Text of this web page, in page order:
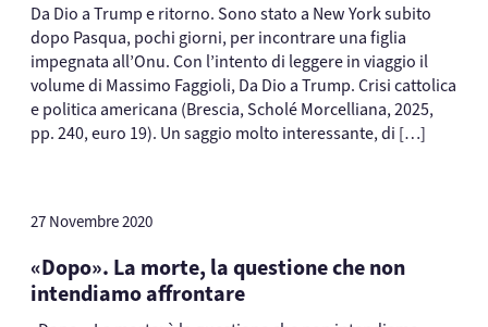
Da Dio a Trump e ritorno. Sono stato a New York subito
dopo Pasqua, pochi giorni, per incontrare una figlia
impegnata all’Onu. Con l’intento di leggere in viaggio il
volume di Massimo Faggioli, Da Dio a Trump. Crisi cattolica
e politica americana (Brescia, Scholé Morcelliana, 2025,
pp. 240, euro 19). Un saggio molto interessante, di […]
27 Novembre 2020
«Dopo». La morte, la questione che non
intendiamo affrontare